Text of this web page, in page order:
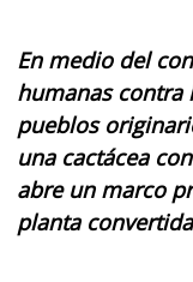
En medio del
humanas contra
pueblos
una cactácea
abre un marco
planta